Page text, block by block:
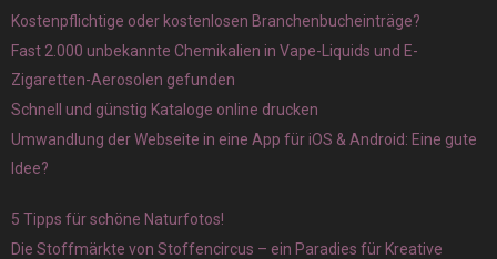
Kostenpflichtige oder kostenlosen Branchenbucheinträge?
Fast 2.000 unbekannte Chemikalien in Vape-Liquids und E-
Zigaretten-Aerosolen gefunden
Schnell und günstig Kataloge online drucken
Umwandlung der Webseite in eine App für iOS & Android: Eine gute
Idee?
5 Tipps für schöne Naturfotos!
Die Stoffmärkte von Stoffencircus – ein Paradies für Kreative